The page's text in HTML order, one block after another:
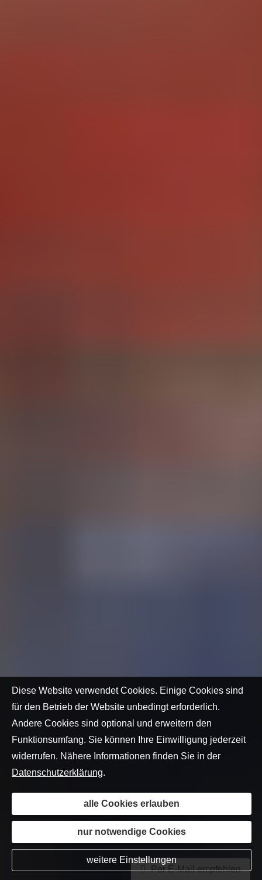
Diese Website verwendet Cookies. Einige Cookies sind
für den Betrieb der Website unbedingt erforderlich.
Andere Cookies sind optional und erweitern den
Funktionsumfang. Sie können Ihre Einwilligung jederzeit
widerrufen. Nähere Informationen finden Sie in der
Datenschutzerklärung.
alle Cookies erlauben
nur notwendige Cookies
weitere Einstellungen
Per E-Mail empfehlen